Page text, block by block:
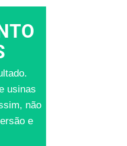
usinas
não
e